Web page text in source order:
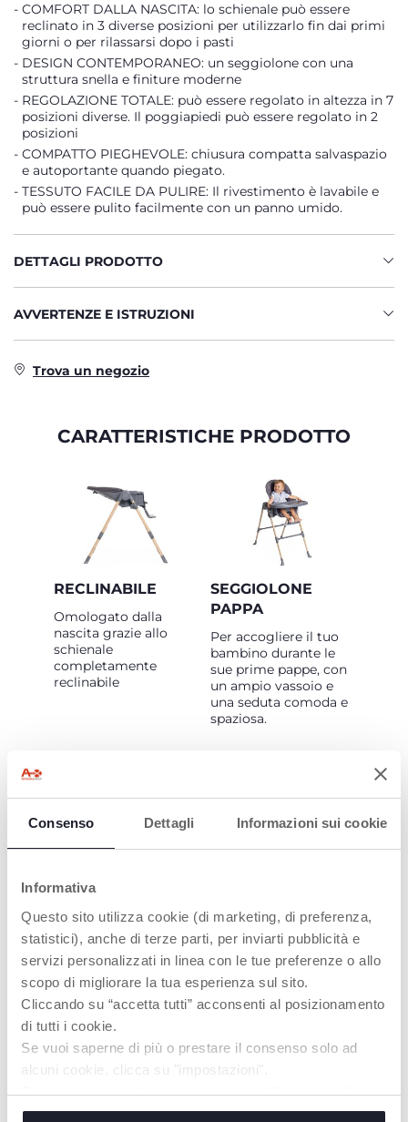
Consenso Dettagli Informazioni sui cookie
Informativa
Questo sito utilizza cookie (di marketing, di preferenza,
statistici), anche di terze parti, per inviarti pubblicità e
servizi personalizzati in linea con le tue preferenze o allo
scopo di migliorare la tua esperienza sul sito.
Cliccando su “accetta tutti” acconsenti al posizionamento
di tutti i cookie.
Se vuoi saperne di più o prestare il consenso solo ad
alcuni cookie, clicca su "impostazioni".
Chiudendo questo banner acconsenti all’uso dei soli
cookie tecnici, indispensabili per fruire del servizio
COMFORT DALLA NASCITA: lo schienale può essere
reclinato in 3 diverse posizioni per utilizzarlo fin dai primi
giorni o per rilassarsi dopo i pasti
DESIGN CONTEMPORANEO: un seggiolone con una
struttura snella e finiture moderne
REGOLAZIONE TOTALE: può essere regolato in altezza in 7
posizioni diverse. Il poggiapiedi può essere regolato in 2
posizioni
COMPATTO PIEGHEVOLE: chiusura compatta salvaspazio
e autoportante quando piegato.
TESSUTO FACILE DA PULIRE: Il rivestimento è lavabile e
può essere pulito facilmente con un panno umido.
DETTAGLI PRODOTTO
AVVERTENZE E ISTRUZIONI
Trova un negozio
CARATTERISTICHE PRODOTTO
RECLINABILE
Omologato dalla
nascita grazie allo
schienale
completamente
reclinabile
SEGGIOLONE
PAPPA
Per accogliere il tuo
bambino durante le
sue prime pappe, con
un ampio vassoio e
una seduta comoda e
spaziosa.
COMPATTA
Può essere facilmente
richiuso per occupare
poco spazio in casa e
resta in piedi da solo!
INTERESSARTI